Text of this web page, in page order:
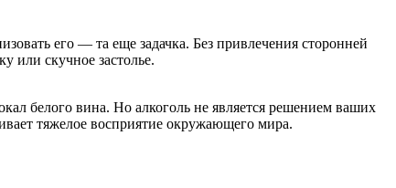
его — та еще задачка. Без привлечения сторонней
или скучное застолье.
белого вина. Но алкоголь не является решением ваших
тяжелое восприятие окружающего мира.